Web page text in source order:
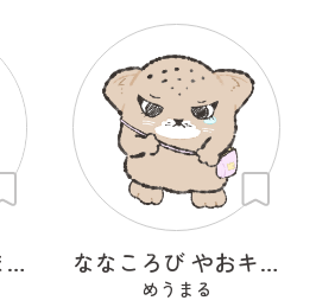
おすわり しろくまくん ななころび やおキング
めうまる